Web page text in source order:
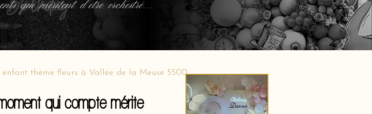
qui méritent d'etre orchestré...
thème fleurs à Vallée de la Meuse 5500
qui compte mérite